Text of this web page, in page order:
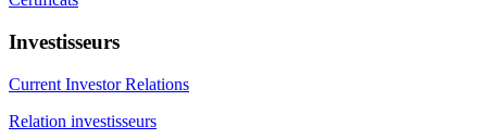
Investisseurs
Current Investor Relations
Relation investisseurs